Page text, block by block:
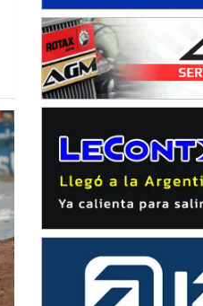
VICTORIENSE - F7
El Cerro (Tierra)
Victoria (Entre Ríos)
PATAGONICO - F6
Moto Club Reginense (Tierra)
Gral. E. Godoy (Río Negro)
CSK - F7
Juventud Unida (Tierra)
Humboldt (Santa Fe)
NORESTE SANTAFESINO - F6
Ciudad de Avellaneda (Asfalto)
SUR SANTAFESINO - F4
José Samuel Sánchez (Tierra)